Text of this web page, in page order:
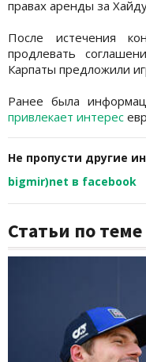
правах аренды за
После истечения
продлевать
Карпаты предложили
Ранее была
привлекает интерес
Не пропусти другие
bigmir)net в facebook
Статьи по теме